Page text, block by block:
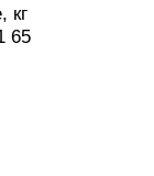
кг
65